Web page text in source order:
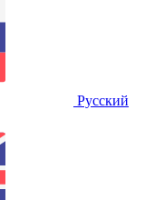
Русский